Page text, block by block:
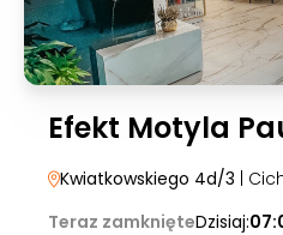
Efekt Motyla
Kwiatkowskiego 4d/3 |
Teraz zamknięteDzisiaj: